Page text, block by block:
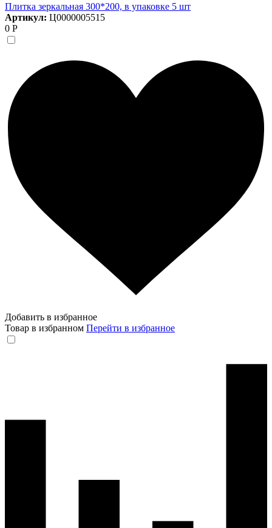
Плитка зеркальная 300*200, в упаковке 5 шт
Артикул: Ц0000005515
0 Р
Добавить в избранное
Товар в избранном Перейти в избранное